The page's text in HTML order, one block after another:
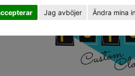
Jag avböjer Ändra mina